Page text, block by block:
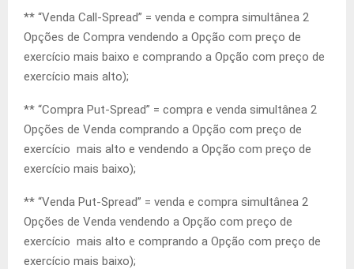
** “Venda Call-Spread” = venda e compra simultânea 2
Opções de Compra vendendo a Opção com preço de
exercício mais baixo e comprando a Opção com preço de
exercício mais alto);
** “Compra Put-Spread” = compra e venda simultânea 2
Opções de Venda comprando a Opção com preço de
exercício mais alto e vendendo a Opção com preço de
exercício mais baixo);
** “Venda Put-Spread” = venda e compra simultânea 2
Opções de Venda vendendo a Opção com preço de
exercício mais alto e comprando a Opção com preço de
exercício mais baixo);